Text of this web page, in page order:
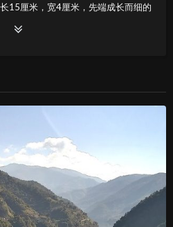
15厘米，宽4厘米，先端成长而细的
泽，叶基具有蜜腺；树皮暗灰色，
7.5厘米，有带深麻点和沟纹的核，